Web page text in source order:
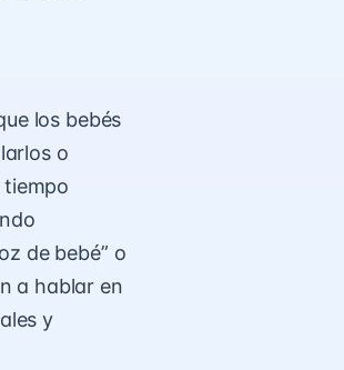
los bebés
o
tiempo
de bebé” o
a hablar en
y